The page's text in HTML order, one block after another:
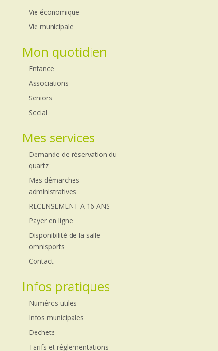
Vie économique
Vie municipale
Mon quotidien
Enfance
Associations
Seniors
Social
Mes services
Demande de réservation du
quartz
Mes démarches
administratives
RECENSEMENT A 16 ANS
Payer en ligne
Disponibilité de la salle
omnisports
Contact
Infos pratiques
Numéros utiles
Infos municipales
Déchets
Tarifs et réglementations